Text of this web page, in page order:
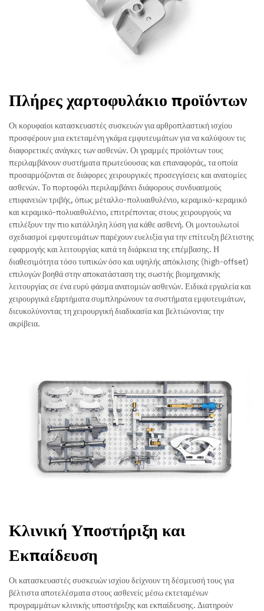
Πλήρες χαρτοφυλάκιο προϊόντων
Οι κορυφαίοι κατασκευαστές συσκευών για αρθροπλαστική ισχίου
προσφέρουν μια εκτεταμένη γκάμα εμφυτευμάτων για να καλύψουν τις
διαφορετικές ανάγκες των ασθενών. Οι γραμμές προϊόντων τους
περιλαμβάνουν συστήματα πρωτεύουσας και επαναφοράς, τα οποία
προσαρμόζονται σε διάφορες χειρουργικές προσεγγίσεις και ανατομίες
ασθενών. Το πορτοφόλι περιλαμβάνει διάφορους συνδυασμούς
επιφανειών τριβής, όπως μέταλλο-πολυαιθυλένιο, κεραμικό-κεραμικό
και κεραμικό-πολυαιθυλένιο, επιτρέποντας στους χειρουργούς να
επιλέξουν την πιο κατάλληλη λύση για κάθε ασθενή. Οι μοντουλωτοί
σχεδιασμοί εμφυτευμάτων παρέχουν ευελιξία για την επίτευξη βέλτιστης
εφαρμογής και λειτουργίας κατά τη διάρκεια της επέμβασης. Η
διαθεσιμότητα τόσο τυπικών όσο και υψηλής απόκλισης (high-offset)
επιλογών βοηθά στην αποκατάσταση της σωστής βιομηχανικής
λειτουργίας σε ένα ευρύ φάσμα ανατομιών ασθενών. Ειδικά εργαλεία και
χειρουργικά εξαρτήματα συμπληρώνουν τα συστήματα εμφυτευμάτων,
διευκολύνοντας τη χειρουργική διαδικασία και βελτιώνοντας την
ακρίβεια.
Κλινική Υποστήριξη και
Εκπαίδευση
Οι κατασκευαστές συσκευών ισχίου δείχνουν τη δέσμευσή τους για
βέλτιστα αποτελέσματα στους ασθενείς μέσω εκτεταμένων
προγραμμάτων κλινικής υποστήριξης και εκπαίδευσης. Διατηρούν